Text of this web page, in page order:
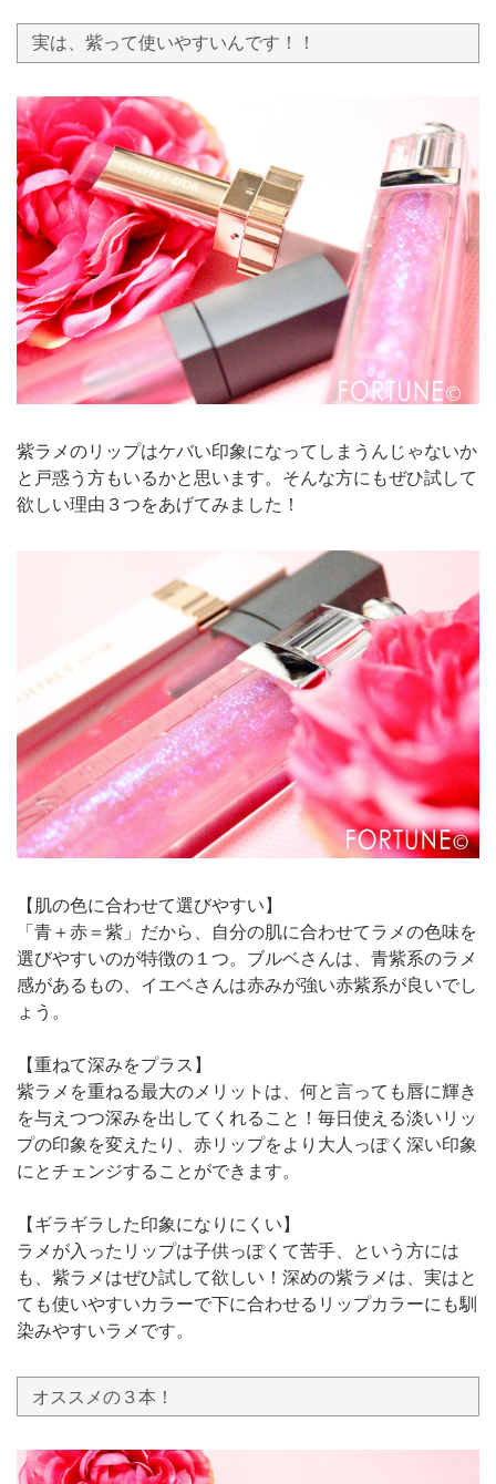
実は、紫って使いやすいんです！！
紫ラメのリップはケバい印象になってしまうんじゃないか
と戸惑う方もいるかと思います。そんな方にもぜひ試して
欲しい理由３つをあげてみました！
【肌の色に合わせて選びやすい】
「青＋赤＝紫」だから、自分の肌に合わせてラメの色味を
選びやすいのが特徴の１つ。ブルベさんは、青紫系のラメ
感があるもの、イエベさんは赤みが強い赤紫系が良いでし
ょう。
【重ねて深みをプラス】
紫ラメを重ねる最大のメリットは、何と言っても唇に輝き
を与えつつ深みを出してくれること！毎日使える淡いリッ
プの印象を変えたり、赤リップをより大人っぽく深い印象
にとチェンジすることができます。
【ギラギラした印象になりにくい】
ラメが入ったリップは子供っぽくて苦手、という方には
も、紫ラメはぜひ試して欲しい！深めの紫ラメは、実はと
ても使いやすいカラーで下に合わせるリップカラーにも馴
染みやすいラメです。
オススメの３本！